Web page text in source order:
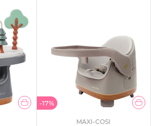
-17%
MAXI-COSI